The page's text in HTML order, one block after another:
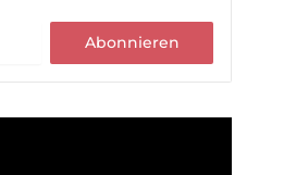
Abonnieren